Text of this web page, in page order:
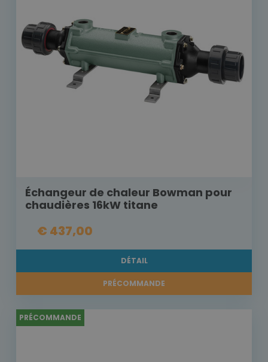
Échangeur de chaleur Bowman pour
chaudières 16kW titane
€ 437,00
DÉTAIL
PRÉCOMMANDE
PRÉCOMMANDE